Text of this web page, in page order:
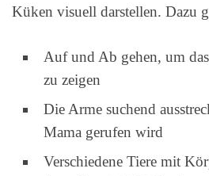
Küken visuell darstellen. Dazu
Auf und Ab gehen, um
zu zeigen
Die Arme suchend
Mama gerufen wird
Verschiedene Tiere mit